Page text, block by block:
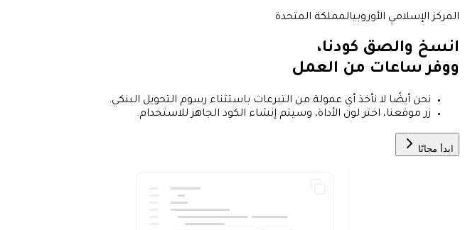
المركز الإسلامي الأوروبيالمملكة المتحدة
انسخ والصق كودنا،
ووفر ساعات من العمل
نحن أيضًا لا نأخذ أي عمولة من التبرعات باستثناء رسوم التحويل البنكي.
زر موقعنا، اختر لون الأداة، وسيتم إنشاء الكود الجاهز للاستخدام.
ابدأ مجانًا